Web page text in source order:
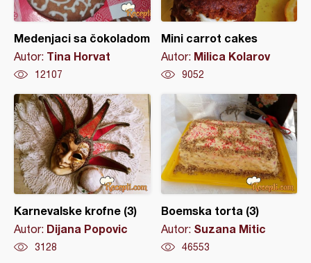
Medenjaci sa čokoladom
Autor: Tina Horvat
12107
Mini carrot cakes
Autor: Milica Kolarov
9052
Karnevalske krofne (3)
Autor: Dijana Popovic
3128
Boemska torta (3)
Autor: Suzana Mitic
46553